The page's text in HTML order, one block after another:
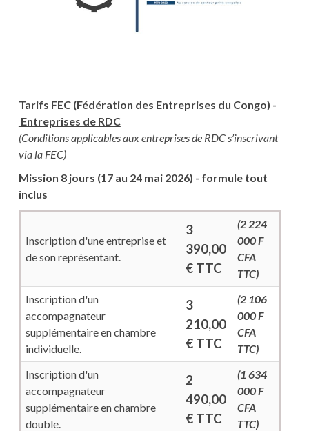
Tarifs FEC (Fédération des Entreprises du Congo) -
Entreprises de RDC
(Conditions applicables aux entreprises de RDC s’inscrivant
via la FEC)
Mission 8 jours (17 au 24 mai 2026) - formule tout
inclus
Inscription d'une entreprise et
de son représentant.
3
390,00
€ TTC
(2 224
000 F
CFA
TTC)
Inscription d'un
accompagnateur
supplémentaire en chambre
individuelle.
3
210,00
€ TTC
(2 106
000 F
CFA
TTC)
Inscription d'un
accompagnateur
supplémentaire en chambre
double.
2
490,00
€ TTC
(1 634
000 F
CFA
TTC)